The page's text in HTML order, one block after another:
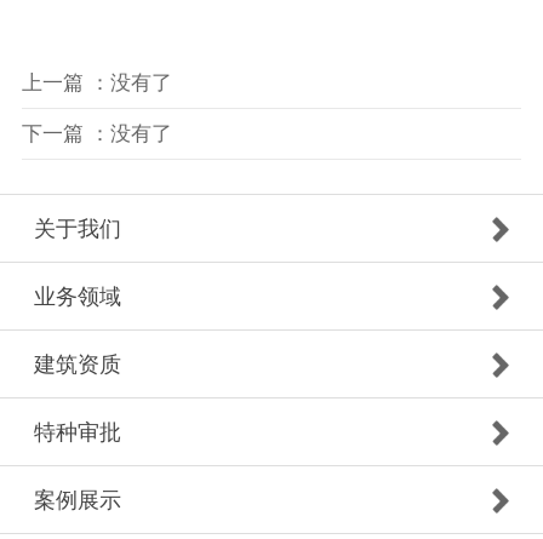
上一篇 ：没有了
下一篇 ：没有了
关于我们
业务领域
建筑资质
特种审批
案例展示